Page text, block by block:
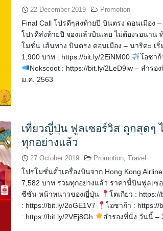
22 December 2019 Promotion
Final Call โปรดีๆส่งท้ายปี บินตรง ดอนเมือง
โปรดีส่งท้ายปี จองแล้วบินเลย ไม่ต้องรอนา
โมชั่น เส้นทาง บินตรง ดอนเมือง – นาริตะ เ
1,900 บาท : https://bit.ly/2EiNM00
โอซาก้
Nokscoot : https://bit.ly/2LeD9iw – สำร
ม.ค. 2563
เที่ยวญี่ปุ่น ฟูลเซอร์วิส ถูกสุดๆ
ทุกอย่างแล้ว
27 October 2019 Promotion, Travel
โปรโมชั่นตั๋วเครื่องบินจาก Hong Kong
7,582 บาท รวมทุกอย่างแล้ว ราคานี้บินฟูลเซ
ซีซั่น หน้าหนาวของญี่ปุ่น
โตเกียว :
: https://bit.ly/2oGE1V7
โอซาก้า : https://
: https://bit.ly/2VEj8Gh
สำรองที่นั่ง วันนี้ –